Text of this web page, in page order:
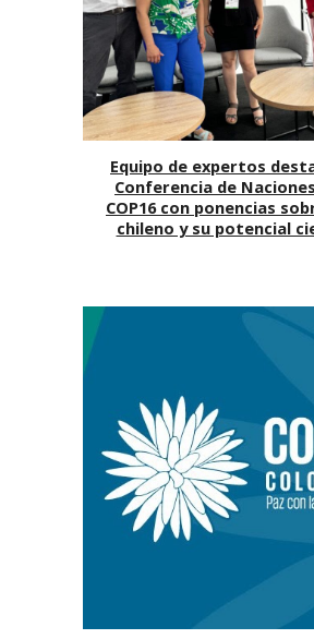
Equipo de expertos
Conferencia de
COP16 con ponencias
chileno y su potencial